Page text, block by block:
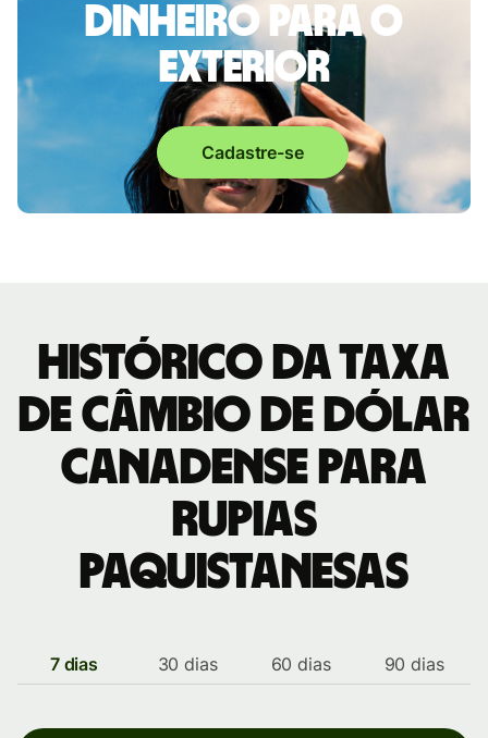
dinheiro para o
exterior
Cadastre-se
Histórico da taxa
de câmbio de Dólar
canadense para
Rupias
paquistanesas
7 dias 30 dias 60 dias 90 dias